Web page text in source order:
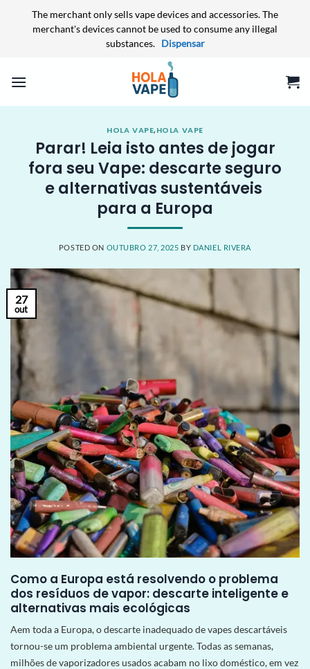
The merchant only sells vape devices and accessories. The
merchant's devices cannot be used to consume any illegal
substances. Dispensar
HOLA VAPE,HOLA VAPE
Parar! Leia isto antes de jogar
fora seu Vape: descarte seguro
e alternativas sustentáveis ​​​​
para a Europa
POSTED ON OUTUBRO 27, 2025 BY DANIEL RIVERA
27
out
Como a Europa está resolvendo o problema
dos resíduos de vapor: descarte inteligente e
alternativas mais ecológicas
Aem toda a Europa, o descarte inadequado de vapes descartáveis
tornou-se um problema ambiental urgente. Todas as semanas,
milhões de vaporizadores usados ​​acabam no lixo doméstico, em vez